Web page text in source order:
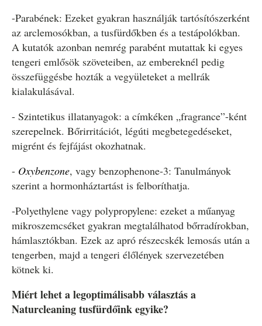
-Parabének: Ezeket gyakran használják tartósítószerként
az arclemosókban, a tusfürdőkben és a testápolókban.
A kutatók azonban nemrég parabént mutattak ki egyes
tengeri emlősök szöveteiben, az embereknél pedig
összefüggésbe hozták a vegyületeket a mellrák
kialakulásával.
- Szintetikus illatanyagok: a címkéken „fragrance”-ként
szerepelnek. Bőrirritációt, légúti megbetegedéseket,
migrént és fejfájást okozhatnak.
- Oxybenzone, vagy benzophenone-3: Tanulmányok
szerint a hormonháztartást is felboríthatja.
-Polyethylene vagy polypropylene: ezeket a műanyag
mikroszemcséket gyakran megtalálhatod bőrradírokban,
hámlasztókban. Ezek az apró részecskék lemosás után a
tengerben, majd a tengeri élőlények szervezetében
kötnek ki.
Miért lehet a legoptimálisabb választás a
Naturcleaning tusfürdőink egyike?